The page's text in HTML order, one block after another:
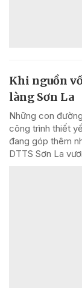
Khi nguồn
làng Sơn La
Những con
công trình thiết
đang góp thêm
DTTS Sơn La